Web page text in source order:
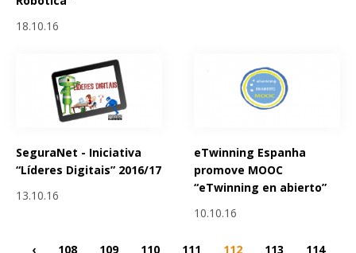
18.10.16
SeguraNet - Iniciativa
“Líderes Digitais” 2016/17
13.10.16
eTwinning Espanha
promove MOOC
“eTwinning en abierto”
10.10.16
‹ 108 109 110 111 112 113
114